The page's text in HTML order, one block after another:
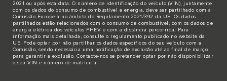
2021 ou após esta data. O número de identificação do veículo (VIN), juntamente
com os dados do consumo de combustível e energia, deve ser partilhado com a
Comissão Europeia no âmbito do Regulamento 2021/392 da UE. Os dados
partilhados estão relacionados com o consumo de combustível, com os dados de
energia elétrica dos veículos PHEV e com a distância percorrida. Para
informação mais detalhada, consulte o regulamento publicado no website da
UE. Pode optar por não partilhar os dados específicos do seu veículo com a
Comissão, sendo necessária uma notificação de exclusão até ao final de março
para garantir a exclusão. Contacte-nos se pretender optar por não disponibilizar
o seu VIN e número de matrícula.